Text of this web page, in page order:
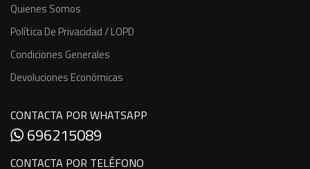
Quienes Somos
Política De Privacidad / LOPD
Condiciones Generales
Devoluciones Económicas
CONTACTA POR WHATSAPP
696215089
CONTACTA POR TELÉFONO